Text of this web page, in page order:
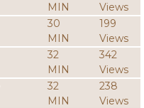
MIN
Views
30
MIN
199
Views
32
MIN
342
Views
32
MIN
238
Views